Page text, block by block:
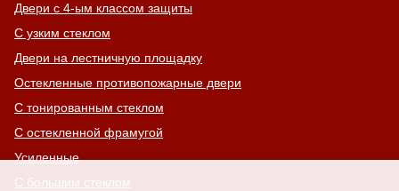
Двери с 4-ым классом защиты
С узким стеклом
Двери на лестничную площадку
Остекленные противопожарные двери
С тонированным стеклом
С остекленной фрамугой
Усиленные
С большим стеклом